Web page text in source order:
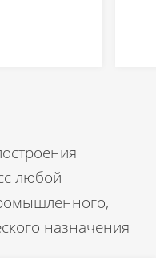
любой
назначения